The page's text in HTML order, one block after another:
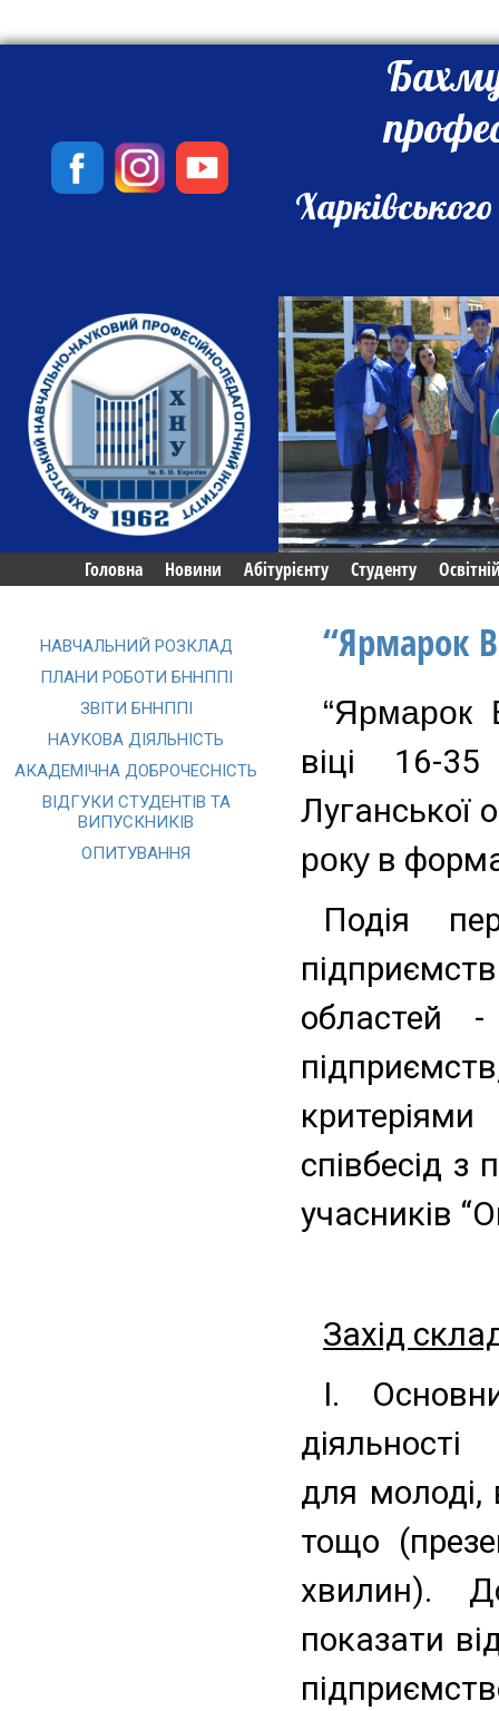
Головна Новини Абітурієнту Студенту
“Ярмарок
“Ярмарок
віці 16-
Луганської
року в
Подія
областей -
співбесід з
учасників
Захід
І.
діяльності
для молоді,
тощо
хвилин).
показати
НАВЧАЛЬНИЙ РОЗКЛАД
ПЛАНИ РОБОТИ БННППІ
ЗВІТИ БННППІ
НАУКОВА ДІЯЛЬНІСТЬ
АКАДЕМІЧНА ДОБРОЧЕСНІСТЬ
ВІДГУКИ СТУДЕНТІВ ТА
ВИПУСКНИКІВ
ОПИТУВАННЯ